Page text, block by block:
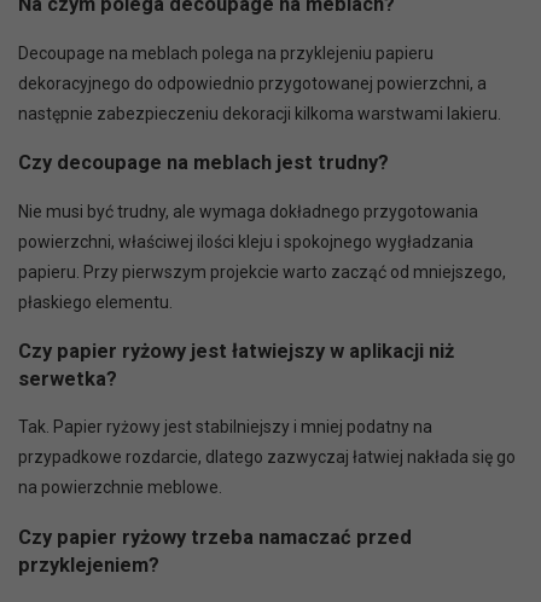
Na czym polega decoupage na meblach?
Decoupage na meblach polega na przyklejeniu papieru
dekoracyjnego do odpowiednio przygotowanej powierzchni, a
następnie zabezpieczeniu dekoracji kilkoma warstwami lakieru.
Czy decoupage na meblach jest trudny?
Nie musi być trudny, ale wymaga dokładnego przygotowania
powierzchni, właściwej ilości kleju i spokojnego wygładzania
papieru. Przy pierwszym projekcie warto zacząć od mniejszego,
płaskiego elementu.
Czy papier ryżowy jest łatwiejszy w aplikacji niż
serwetka?
Tak. Papier ryżowy jest stabilniejszy i mniej podatny na
przypadkowe rozdarcie, dlatego zazwyczaj łatwiej nakłada się go
na powierzchnie meblowe.
Czy papier ryżowy trzeba namaczać przed
przyklejeniem?